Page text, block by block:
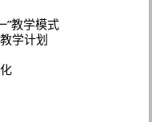
”教学模式
学计划